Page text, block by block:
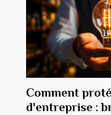
Comment
d'entreprise :